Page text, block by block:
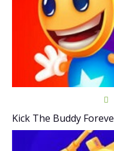
Kick The Buddy